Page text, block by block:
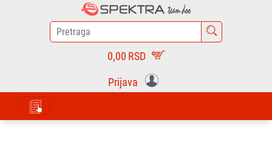
0,00 RSD
Prijava